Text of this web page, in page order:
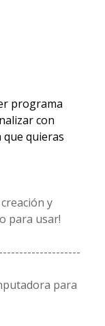
programa
con
quieras
y
para usar!
para